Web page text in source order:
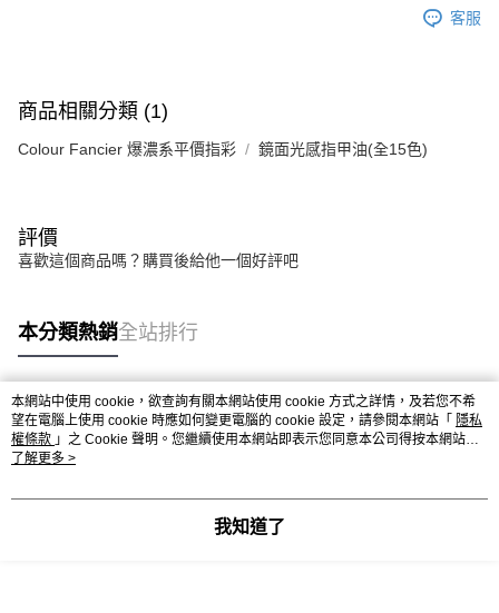
客服
商品相關分類 (1)
Colour Fancier 爆濃系平價指彩 鏡面光感指甲油(全15色)
評價
喜歡這個商品嗎？購買後給他一個好評吧
本分類熱銷全站排行
熱門標籤
本網站中使用 cookie，欲查詢有關本網站使用 cookie 方式之詳情，及若您不希
望在電腦上使用 cookie 時應如何變更電腦的 cookie 設定，請參閱本網站「 隱私
權條款 」之 Cookie 聲明。您繼續使用本網站即表示您同意本公司得按本網站使
用條款之 Cookie 聲明使用 cookie。
了解更多 >
我知道了